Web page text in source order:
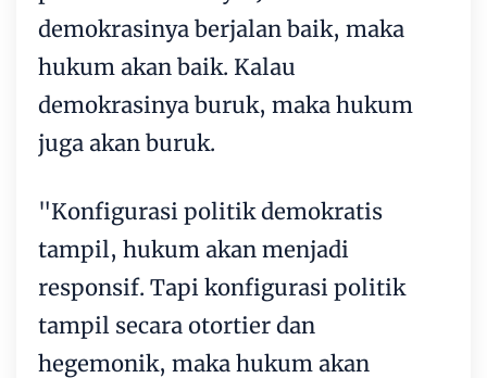
demokrasinya berjalan baik, maka
hukum akan baik. Kalau
demokrasinya buruk, maka hukum
juga akan buruk.
"Konfigurasi politik demokratis
tampil, hukum akan menjadi
responsif. Tapi konfigurasi politik
tampil secara otortier dan
hegemonik, maka hukum akan